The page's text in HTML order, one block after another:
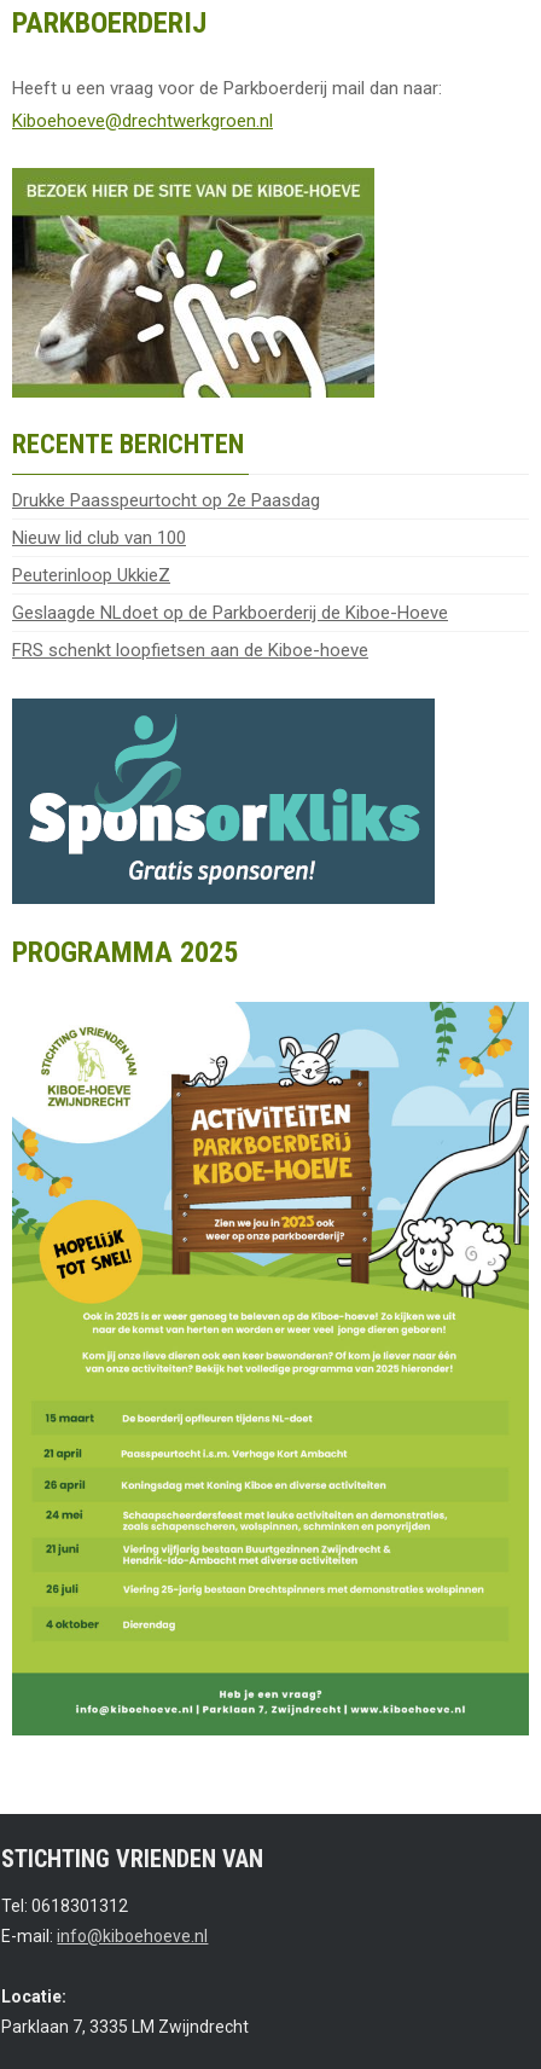
PARKBOERDERIJ
Heeft u een vraag voor de Parkboerderij mail dan naar:
Kiboehoeve@drechtwerkgroen.nl
RECENTE BERICHTEN
Drukke Paasspeurtocht op 2e Paasdag
Nieuw lid club van 100
Peuterinloop UkkieZ
Geslaagde NLdoet op de Parkboerderij de Kiboe-Hoeve
FRS schenkt loopfietsen aan de Kiboe-hoeve
PROGRAMMA 2025
STICHTING VRIENDEN VAN
Tel: 0618301312
E-mail:info@kiboehoeve.nl
Locatie:
Parklaan 7, 3335 LM Zwijndrecht